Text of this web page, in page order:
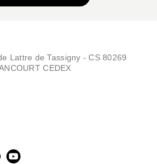
Lattre de Tassigny - CS 80269
CEDEX